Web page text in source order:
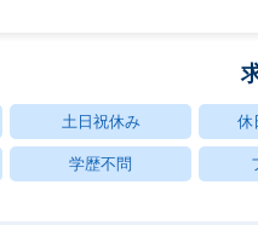
土日祝休み 休
学歴不問